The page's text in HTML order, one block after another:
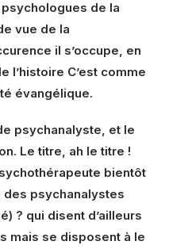
de la
vue de la
il s’occupe, en
l’histoire C’est comme
évangélique.
psychanalyste, et le
Le titre, ah le titre !
bientôt
psychanalystes
? qui disent d’ailleurs
mais se disposent à le